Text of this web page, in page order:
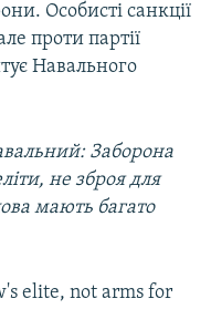
Особисті санкції
проти партії
Навального
Заборона
не зброя для
мають багато
elite, not arms for